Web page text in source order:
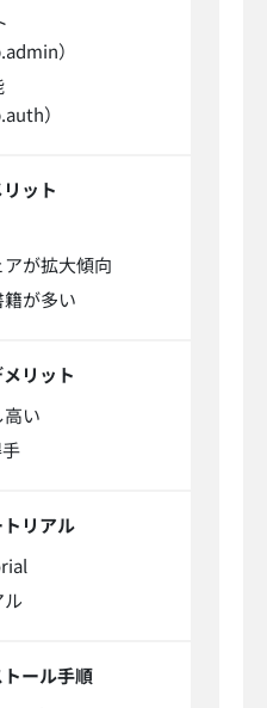
）
）
ット
が拡大傾向
が多い
リット
い
リアル
ール手順